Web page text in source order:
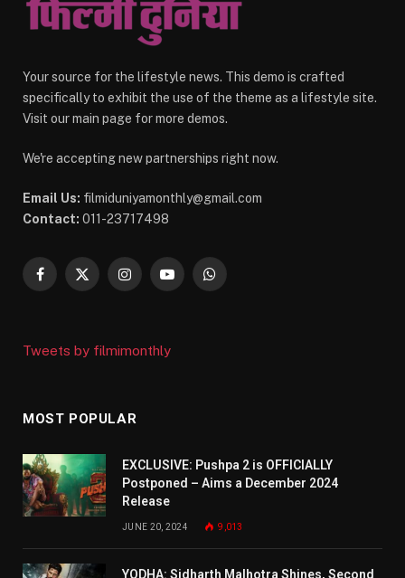
Your source for the lifestyle news. This demo is crafted
specifically to exhibit the use of the theme as a lifestyle site.
Visit our main page for more demos.
We're accepting new partnerships right now.
Email Us: filmiduniyamonthly@gmail.com
Contact: 011-23717498
Facebook
X
InstagramYouTubeWhatsApp
Tweets by filmimonthly
MOST POPULAR
EXCLUSIVE: Pushpa 2 is OFFICIALLY
Postponed – Aims a December 2024
Release
JUNE 20, 2024 9,013
YODHA: Sidharth Malhotra Shines, Second